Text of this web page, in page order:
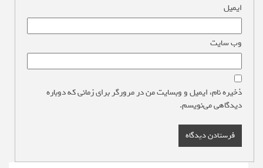
ایمیل
وب‌ سایت
ذخیره نام، ایمیل و وبسایت من در مرورگر برای زمانی که دوباره
دیدگاهی می‌نویسم.